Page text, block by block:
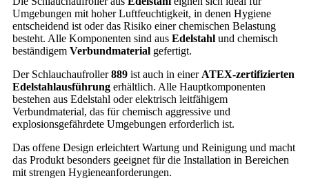
Umgebungen mit hoher Luftfeuchtigkeit, in denen Hygiene
entscheidend ist oder das Risiko einer chemischen Belastung
besteht. Alle Komponenten sind aus Edelstahl und chemisch
beständigem Verbundmaterial gefertigt.
Der Schlauchaufroller889 ist auch in einer ATEX-zertifizierten
Edelstahlausführung erhältlich. Alle Hauptkomponenten
bestehen aus Edelstahl oder elektrisch leitfähigem
Verbundmaterial, das für chemisch aggressive und
explosionsgefährdete Umgebungen erforderlich ist.
Das offene Design erleichtert Wartung und Reinigung und macht
das Produkt besonders geeignet für die Installation in Bereichen
mit strengen Hygieneanforderungen.